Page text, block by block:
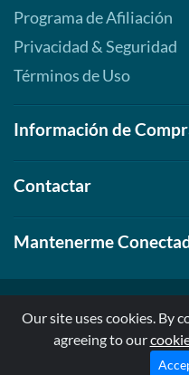
Programa de Afiliación
Privacidad & Seguridad
Términos de Uso
Información de
Contactar
Mantenerme
© 1999-2026,
* Estas declaraciones
Our site uses cookies. By
agreeing to our